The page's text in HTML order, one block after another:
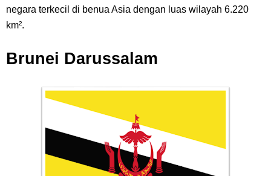
negara terkecil di benua Asia dengan luas wilayah 6.220
km².
Brunei Darussalam